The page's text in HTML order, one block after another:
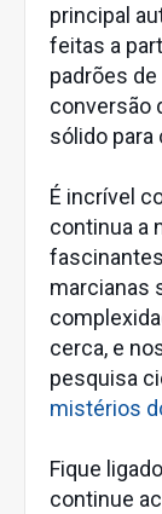
principal
feitas a
padrões
conversão
sólido para
É incrível
continua a
marcianas
cerca, e
pesquisa
mistérios
Fique
continue